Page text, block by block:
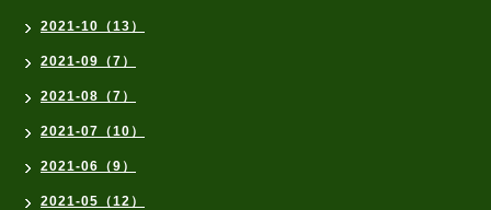
2021-10（13）
2021-09（7）
2021-08（7）
2021-07（10）
2021-06（9）
2021-05（12）